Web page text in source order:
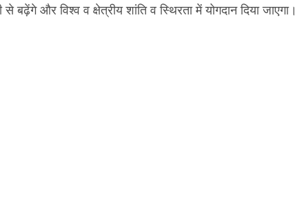
और विश्व व क्षेत्रीय शांति व स्थिरता में योगदान दिया जाएगा।